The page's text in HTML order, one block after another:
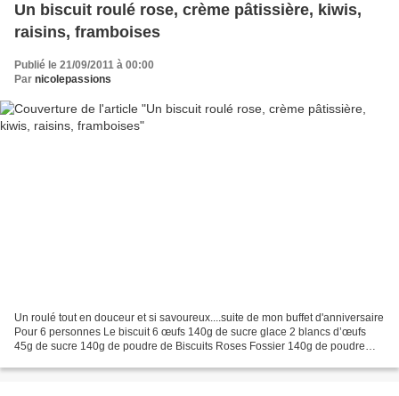
Un biscuit roulé rose, crème pâtissière, kiwis,
raisins, framboises
Publié le 21/09/2011 à 00:00
Par nicolepassions
Un roulé tout en douceur et si savoureux....suite de mon buffet d'anniversaire
Pour 6 personnes Le biscuit 6 œufs 140g de sucre glace 2 blancs d’œufs
45g de sucre 140g de poudre de Biscuits Roses Fossier 140g de poudre